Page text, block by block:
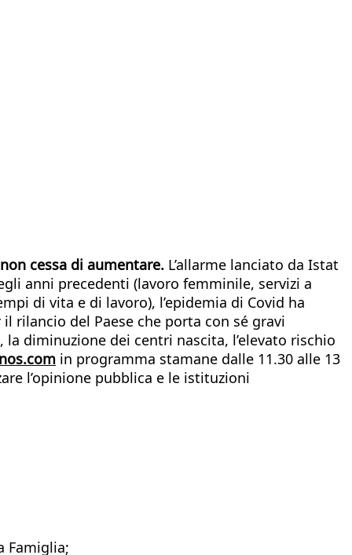
cessa di aumentare. L’allarme lanciato da Istat
anni precedenti (lavoro femminile, servizi a
di vita e di lavoro), l’epidemia di Covid ha
rilancio del Paese che porta con sé gravi
diminuzione dei centri nascita, l’elevato rischio
in programma stamane dalle 11.30 alle 13
l’opinione pubblica e le istituzioni
Famiglia;